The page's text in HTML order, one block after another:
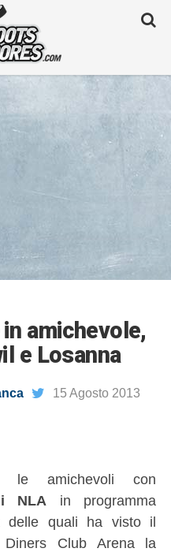
amichevole,
e Losanna
15 Agosto 2013
le amichevoli con
NLA in programma
delle quali ha visto il
Club Arena la